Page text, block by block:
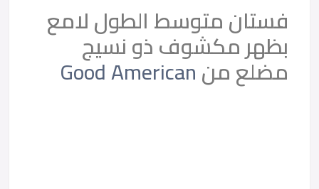
فستان متوسط ​​الطول لامع
بظهر مكشوف ذو نسيج
مضلع منGood American